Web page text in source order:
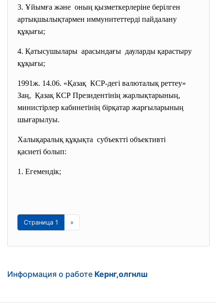
3. Ұйымға және оның қызметкерлеріне берілген
артықшылықтармен иммунитеттерді пайдалану
құқығы;
4. Қатысушылары арасындағы дауларды қарастыру
құқығы;
1991ж. 14.06. «Қазақ КСР-дегі валюталық реттеу»
Заң, Қазақ КСР Президентінің жарлықтарының,
министірлер кабинетінің бірқатар жарғыларының
шығарылуы.
Халықаралық құқықта субъектті объективті
қасиеті болып:
1. Егемендік;
Страница 1 »
Информация о работе Кернг,олгнлш